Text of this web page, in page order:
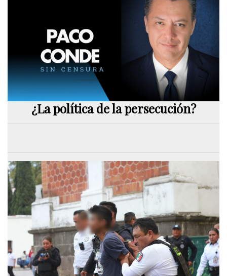
¿La política de la persecución?